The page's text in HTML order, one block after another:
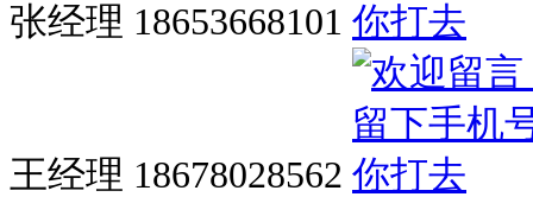
张经理 18653668101
王经理 18678028562